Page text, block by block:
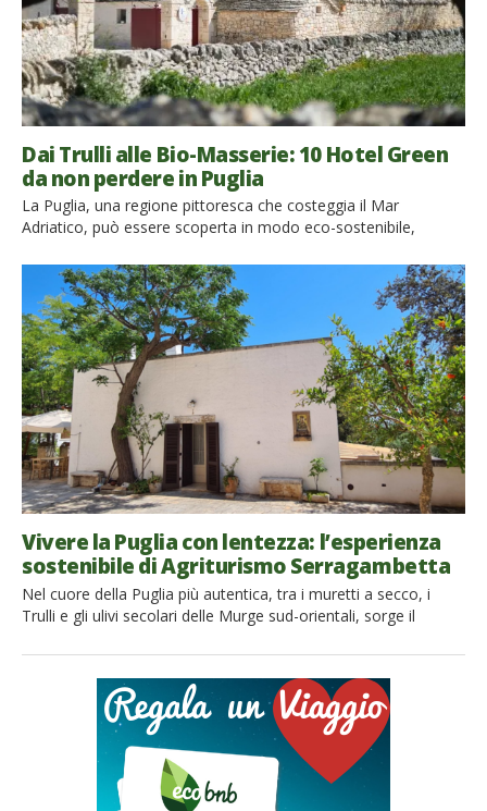
Dai Trulli alle Bio-Masserie: 10 Hotel Green
da non perdere in Puglia
La Puglia, una regione pittoresca che costeggia il Mar
Adriatico, può essere scoperta in modo eco-sostenibile,
Ecco i 10 hotel eco-friendly da non perdere! Il “tacco dello
stivale“, per la sua forma lunga e stretta e per la sua
estensione, richiede un po’ di tempo per essere esplorata. Non
[…]
Vivere la Puglia con lentezza: l’esperienza
sostenibile di Agriturismo Serragambetta
Nel cuore della Puglia più autentica, tra i muretti a secco, i
Trulli e gli ulivi secolari delle Murge sud-orientali, sorge il
tempo sembra rallentare per concedersi alla bellezza. Situata
tra le suggestive Grotte di Castellana e la storica Conversano,
questa antica residenza di campagna costruita nel […]